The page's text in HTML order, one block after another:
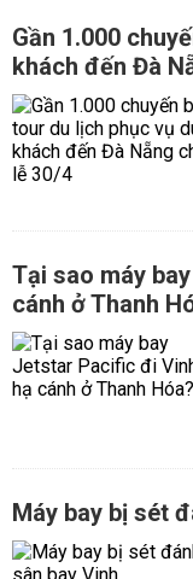
Gần 1.000
khách đến Đà
Tại sao máy
cánh ở Thanh
Máy bay bị sét